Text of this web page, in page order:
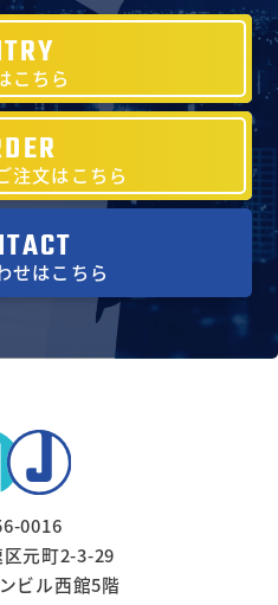
こちら
注文はこちら
せはこちら
0016
元町2-3-29
ビル西館5階